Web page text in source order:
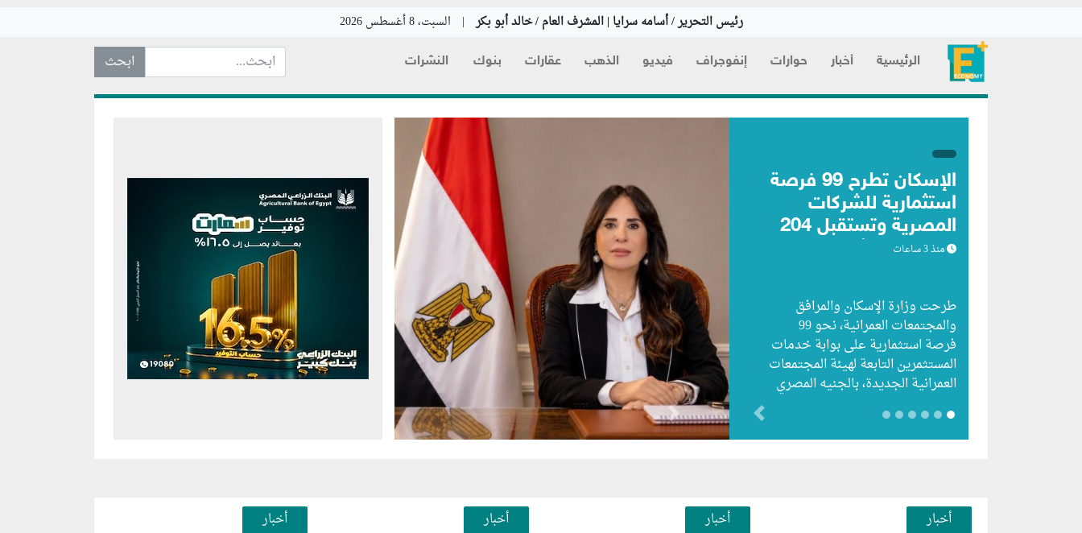
رئيس التحرير / أسامه سرايا | المشرف العام / خالد أبو بكر | السبت، 8 أغسطس 2026
الرئيسية أخبار حوارات إنفوجراف فيديو الذهب عقارات بنوك النشرات ابحث عن... :
الإسكان تطرح 99 فرصة
استثمارية للشركات
المصرية وتستقبل 204
طلبات من شركات
منذ 3 ساعات
طرحت وزارة الإسكان والمرافق
والمجتمعات العمرانية، نحو 99
فرصة استثمارية على بوابة خدمات
المستثمرين التابعة لهيئة المجتمعات
العمرانية الجديدة، بالجنيه المصري
أغسطس الحالي، واستقبلت الهيئة…
Previous
Next
أخبار أخبار أخبار أخبار